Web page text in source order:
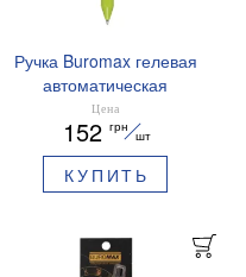
Ручка Buromax гелевая
автоматическая
PRESTIGE GOLD 0,5 мм
синие чернила BM.83101
Цена
152 грн
шт
КУПИТЬ